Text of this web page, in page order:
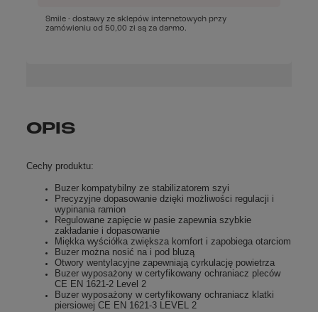
Smile - dostawy ze sklepów internetowych przy
zamówieniu od 50,00 zł są za darmo.
OPIS
Cechy produktu:
Buzer kompatybilny ze stabilizatorem szyi
Precyzyjne dopasowanie dzięki możliwości regulacji i
wypinania ramion
Regulowane zapięcie w pasie zapewnia szybkie
zakładanie i dopasowanie
Miękka wyściółka zwiększa komfort i zapobiega otarciom
Buzer można nosić na i pod bluzą
Otwory wentylacyjne zapewniają cyrkulację powietrza
Buzer wyposażony w certyfikowany ochraniacz pleców
CE EN 1621-2 Level 2
Buzer wyposażony w certyfikowany ochraniacz klatki
piersiowej CE EN 1621-3 LEVEL 2